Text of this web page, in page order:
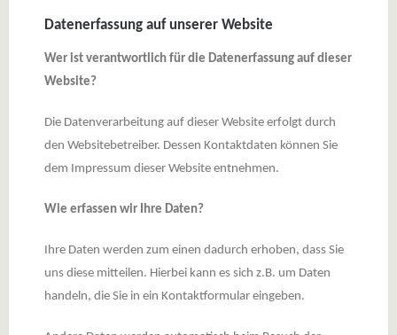
Datenerfassung auf unserer Website
Wer ist verantwortlich für die Datenerfassung auf dieser
Website?
Die Datenverarbeitung auf dieser Website erfolgt durch
den Websitebetreiber. Dessen Kontaktdaten können Sie
dem Impressum dieser Website entnehmen.
Wie erfassen wir Ihre Daten?
Ihre Daten werden zum einen dadurch erhoben, dass Sie
uns diese mitteilen. Hierbei kann es sich z.B. um Daten
handeln, die Sie in ein Kontaktformular eingeben.